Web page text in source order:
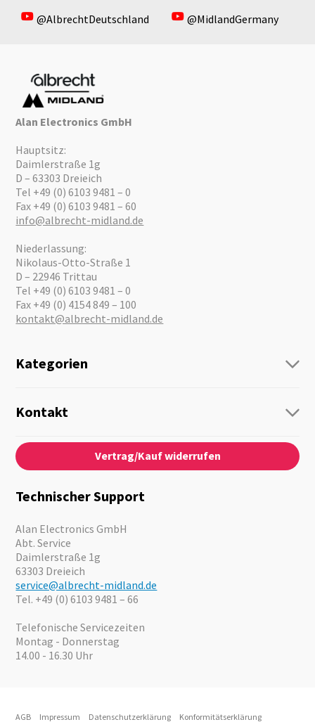
@AlbrechtDeutschland
@MidlandGermany
Alan Electronics GmbH
Hauptsitz:
Daimlerstraße 1g
D – 63303 Dreieich
Tel +49 (0) 6103 9481 – 0
Fax +49 (0) 6103 9481 – 60
info@albrecht-midland.de
Niederlassung:
Nikolaus-Otto-Straße 1
D – 22946 Trittau
Tel +49 (0) 6103 9481 – 0
Fax +49 (0) 4154 849 – 100
kontakt@albrecht-midland.de
Kategorien
Personenführung
Audio
Notfallvorsorge
Motorrad
Angebote
Kontakt
Kontaktformular
Über Uns
News
Kataloge
Vertrag/Kauf widerrufen
Technischer Support
Alan Electronics GmbH
Abt. Service
Daimlerstraße 1g
63303 Dreieich
service@albrecht-midland.de
Tel. +49 (0) 6103 9481 – 66
Telefonische Servicezeiten
Montag - Donnerstag
14.00 - 16.30 Uhr
AGB Impressum Datenschutzerklärung Konformitätserklärung